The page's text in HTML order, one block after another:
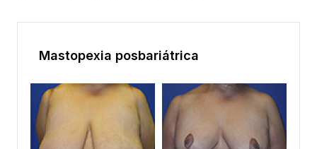
Mastopexia posbariátrica